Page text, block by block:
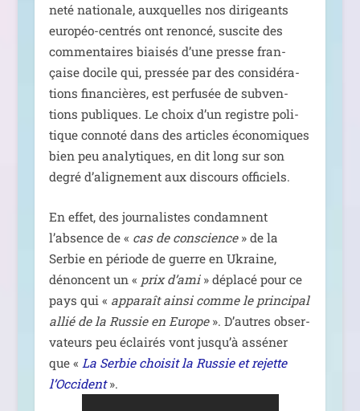
ne­té natio­nale, aux­quelles nos diri­geants
euro­péo-cen­trés ont renon­cé, sus­cite des
com­men­taires biai­sés d’une presse fran­
çaise docile qui, pres­sée par des consi­dé­ra­
tions finan­cières, est per­fu­sée de sub­ven­
tions publiques. Le choix d’un registre poli­
tique conno­té dans des articles éco­no­miques
bien peu ana­ly­tiques, en dit long sur son
degré d’alignement aux dis­cours officiels.
En effet, des jour­na­listes condamnent
l’absence de « cas de conscience» de la
Serbie en période de guerre en Ukraine,
dénoncent un « prix d’ami» dépla­cé pour ce
pays qui « appa­raît ain­si comme le prin­ci­pal
allié de la Russie en Europe ». D’autres obser­
va­teurs peu éclai­rés vont jusqu’à assé­ner
que « La Serbie choi­sit la Russie et rejette
l’Occident».